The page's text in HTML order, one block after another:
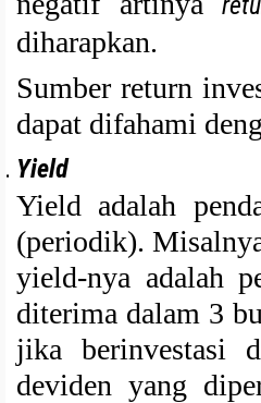
diharapkan.
Sumber return
dapat difahami
Yield
Yield adalah
(periodik).
yield-nya adalah
diterima dalam 3
jika berinvestasi
deviden yang